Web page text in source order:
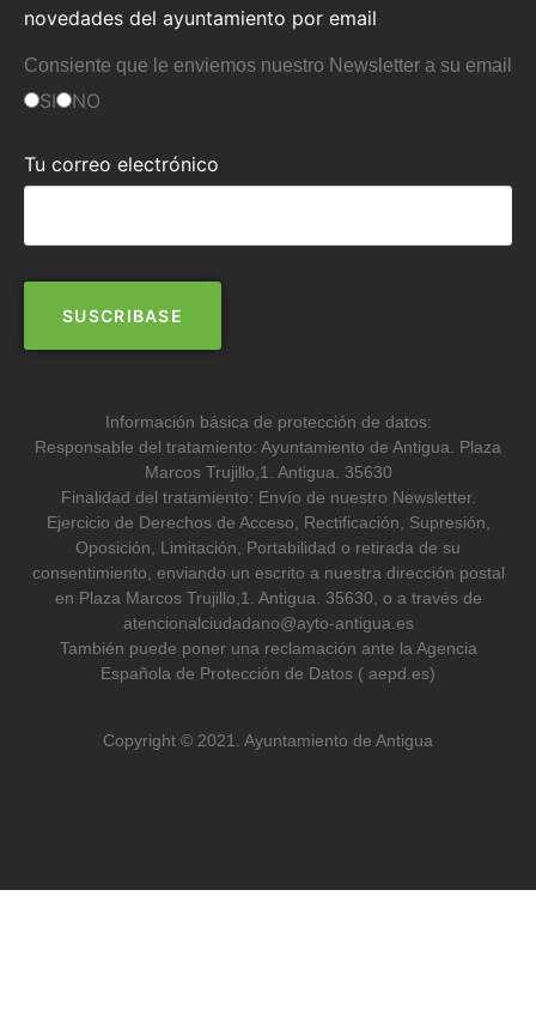
novedades del ayuntamiento por email
Consiente que le enviemos nuestro Newsletter a su email
SI NO
Tu correo electrónico
Información básica de protección de datos:
Responsable del tratamiento: Ayuntamiento de Antigua. Plaza
Marcos Trujillo,1. Antigua. 35630
Finalidad del tratamiento: Envío de nuestro Newsletter.
Ejercicio de Derechos de Acceso, Rectificación, Supresión,
Oposición, Limitación, Portabilidad o retirada de su
consentimiento, enviando un escrito a nuestra dirección postal
en Plaza Marcos Trujillo,1. Antigua. 35630, o a través de
atencionalciudadano@ayto-antigua.es
También puede poner una reclamación ante la Agencia
Española de Protección de Datos ( aepd.es)
Copyright © 2021. Ayuntamiento de Antigua